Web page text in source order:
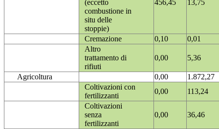
(eccetto
combustione in
situ delle
stoppie)
456,45 13,75
Cremazione 0,10
0,01
Altro
trattamento di
rifiuti
0,00 5,36
Agricoltura 0,00
1.872,27
Coltivazioni con
fertilizzanti
0,00
113,24
Coltivazioni
senza
fertilizzanti
0,00 36,46